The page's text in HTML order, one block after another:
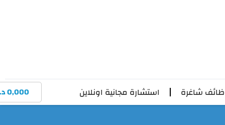
شاغرة استشارة مجانية اونلاين 0,000